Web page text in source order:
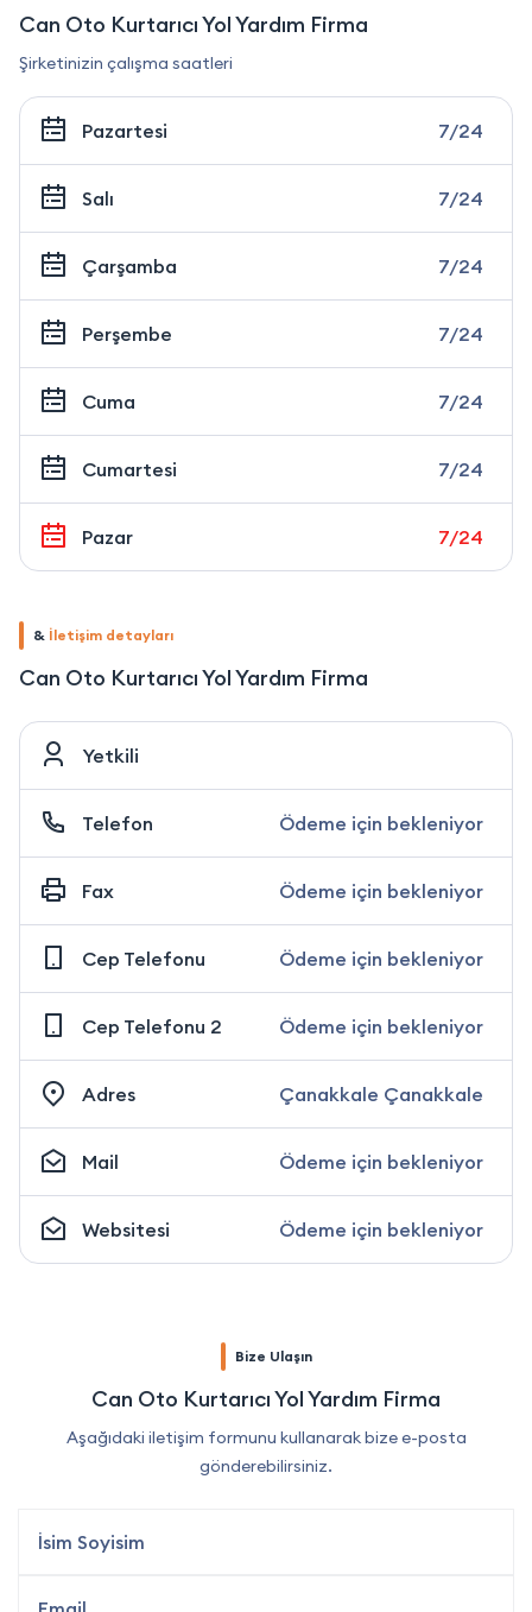
Can Oto Kurtarıcı Yol Yardım Firma
Şirketinizin çalışma saatleri
Pazartesi 7/24
Salı 7/24
Çarşamba 7/24
Perşembe 7/24
Cuma 7/24
Cumartesi 7/24
Pazar 7/24
& İletişim detayları
Can Oto Kurtarıcı Yol Yardım Firma
Yetkili
Telefon Ödeme için bekleniyor
Fax Ödeme için bekleniyor
Cep Telefonu Ödeme için bekleniyor
Cep Telefonu 2 Ödeme için bekleniyor
Adres Çanakkale Çanakkale
Mail Ödeme için bekleniyor
Websitesi Ödeme için bekleniyor
Bize Ulaşın
Can Oto Kurtarıcı Yol Yardım Firma
Aşağıdaki iletişim formunu kullanarak bize e-posta
gönderebilirsiniz.